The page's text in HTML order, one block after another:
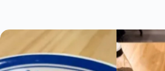
｜
高
CP
值
ComeTrue
CAFE
夏